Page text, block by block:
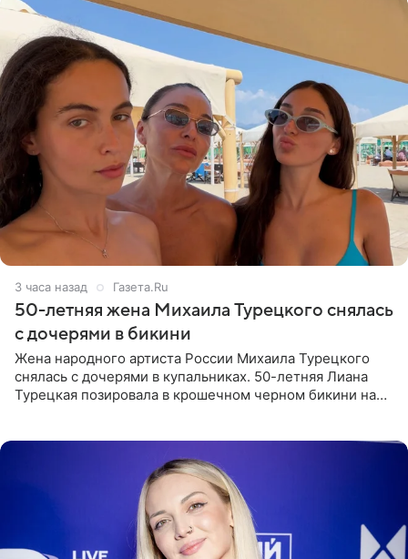
3 часа назад Газета.Ru
50-летняя жена Михаила Турецкого снялась
с дочерями в бикини
Жена народного артиста России Михаила Турецкого
снялась с дочерями в купальниках. 50-летняя Лиана
Турецкая позировала в крошечном черном бикини на